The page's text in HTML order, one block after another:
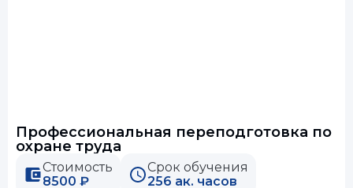
Профессиональная переподготовка по
охране труда
Стоимость
8500 ₽
Срок обучения
256 ак. часов